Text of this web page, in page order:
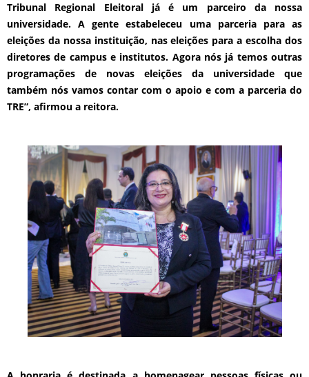
Tribunal Regional Eleitoral já é um parceiro da nossa
universidade. A gente estabeleceu uma parceria para as
eleições da nossa instituição, nas eleições para a escolha dos
diretores de campus e institutos. Agora nós já temos outras
programações de novas eleições da universidade que
também nós vamos contar com o apoio e com a parceria do
TRE”, afirmou a reitora.